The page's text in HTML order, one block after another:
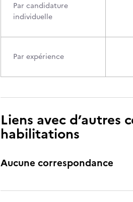
Par candidature
individuelle
Par expérience
Liens avec
habilitations
Aucune correspondance